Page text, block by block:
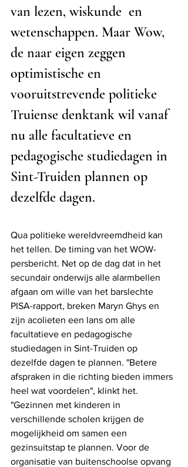
van lezen, wiskunde  en
wetenschappen. Maar Wow,
de naar eigen zeggen
optimistische en
vooruitstrevende politieke
Truiense denktank wil vanaf
nu alle facultatieve en
pedagogische studiedagen in
Sint-Truiden plannen op
dezelfde dagen.
Qua politieke wereldvreemdheid kan
het tellen. De timing van het WOW-
persbericht. Net op de dag dat in het
secundair onderwijs alle alarmbellen
afgaan om wille van het barslechte
PISA-rapport, breken Maryn Ghys en
zijn acolieten een lans om alle
facultatieve en pedagogische
studiedagen in Sint-Truiden op
dezelfde dagen te plannen. "Betere
afspraken in die richting bieden immers
heel wat voordelen", klinkt het.
"Gezinnen met kinderen in
verschillende scholen krijgen de
mogelijkheid om samen een
gezinsuitstap te plannen. Voor de
organisatie van buitenschoolse opvang